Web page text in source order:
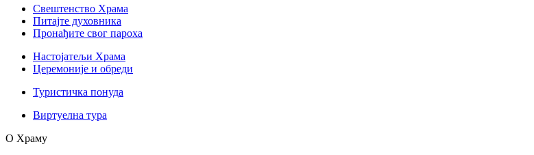
Свештенство Храма
Питајте духовника
Пронађите свог пароха
Настојатељи Храма
Церемоније и обреди
Туристичка понуда
Виртуелна тура
О Храму